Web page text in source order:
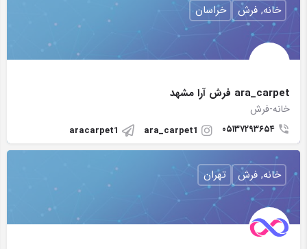
ara_carpet فرش آرا مشهد
خانه-فرش
۰۵۱۳۷۲۹۳۶۵۴ ara_carpet1
aracarpet1
خانه, فرش خراسان
خانه, فرش تهران